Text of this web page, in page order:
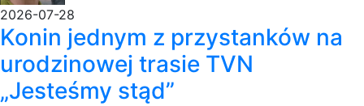
2026-07-28
Konin jednym z przystanków na
urodzinowej trasie TVN
„Jesteśmy stąd”